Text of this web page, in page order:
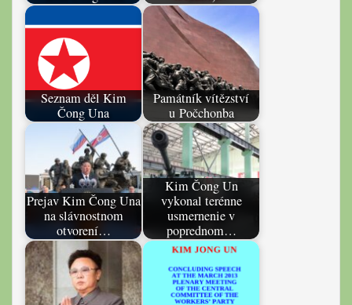
Seznam děl Kim
Čong Una
Památník vítězství
u Počchonba
Prejav Kim Čong Una
na slávnostnom
otvorení…
Kim Čong Un
vykonal terénne
usmernenie v
poprednom…